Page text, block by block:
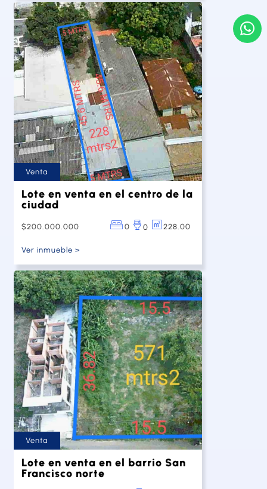
Venta
Lote en venta en el centro de la
ciudad
$200.000.000 0 0 228.00
Ver inmueble >
Venta
Lote en venta en el barrio San
Francisco norte